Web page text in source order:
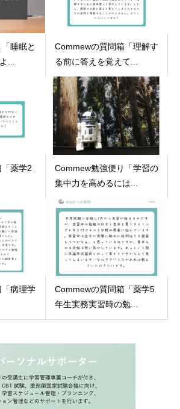
睡眠と
...
Commewの質問箱「理解す
る前に答えを覚えて...
薬学2
Commew勉強便り「学習の
集中力を高めるには...
病理学
Commewの質問箱「薬学5
年生実務実習時の勉...